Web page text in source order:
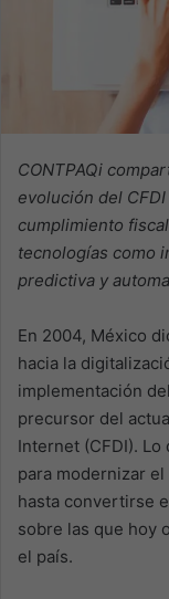
CONTPAQi
evolución del
cumplimiento
tecnologías como
predictiva y
En 2004, México
hacia la
implementación
precursor del
Internet (CFDI).
para modernizar
hasta convertirse
sobre las que hoy
el país. ​ ​